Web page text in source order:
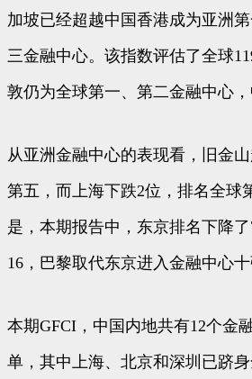
加坡已经超越中国香港成为亚洲
三金融中心。该指数评估了全球
敦仍为全球第一、第二金融中心，
从亚洲金融中心的表现看，旧金
第五，而上海下跌2位，排名全球
是，本期报告中，东京排名下降
16，巴黎取代东京进入金融中心十
本期GFCI，中国内地共有12个金
单，其中上海、北京和深圳已跻